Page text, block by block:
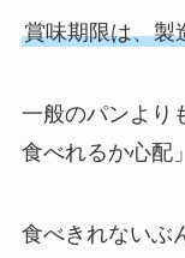
賞味期限は、製
一般のパンより
食べれるか心配
食べきれないぶ